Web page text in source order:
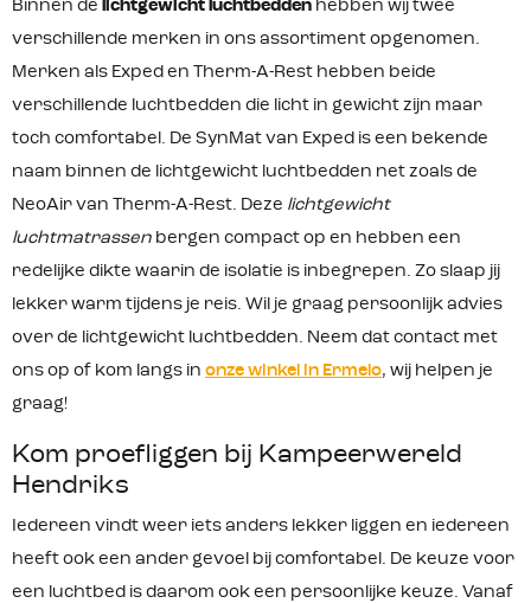
bijgeleverde schnozzel pumpbag blaa
s je de mat snel en condensvrij op
van schadelijke chemicaliën en veilig
productiefouten * Op gaatjes van
buitenaf zit geen garantie ** Het beste
en donkere plek, helemaal uitgerold
met de ventielen open
bent met de fiets of backpack.
Productkenmerken: De lichtste
om gewicht te besparen Wel 7 cm dik
Alleen te gebruiken onder warme
gelijk aan 10°C Inclusief pakzak,
pompzak en reparatieset * Op
garantie ** Het beste bewaar je een
plek, helemaal uitgerold met de
ventielen open
Binnen de lichtgewicht luchtbedden hebben wij twee
verschillende merken in ons assortiment opgenomen.
Merken als Exped en Therm-A-Rest hebben beide
verschillende luchtbedden die licht in gewicht zijn maar
toch comfortabel. De SynMat van Exped is een bekende
naam binnen de lichtgewicht luchtbedden net zoals de
NeoAir van Therm-A-Rest. Deze lichtgewicht
luchtmatrassen bergen compact op en hebben een
redelijke dikte waarin de isolatie is inbegrepen. Zo slaap jij
lekker warm tijdens je reis. Wil je graag persoonlijk advies
over de lichtgewicht luchtbedden. Neem dat contact met
ons op of kom langs in onze winkel in Ermelo, wij helpen je
graag!
Kom proefliggen bij Kampeerwereld
Hendriks
Iedereen vindt weer iets anders lekker liggen en iedereen
heeft ook een ander gevoel bij comfortabel. De keuze voor
een luchtbed is daarom ook een persoonlijke keuze. Vanaf